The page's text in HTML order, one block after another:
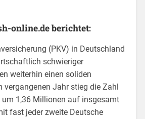
online.de berichtet:
(PKV) in Deutschland
schwieriger
weiterhin einen soliden
vergangenen Jahr stieg die Zahl
um 1,36 Millionen auf insgesamt
fast jeder zweite Deutsche